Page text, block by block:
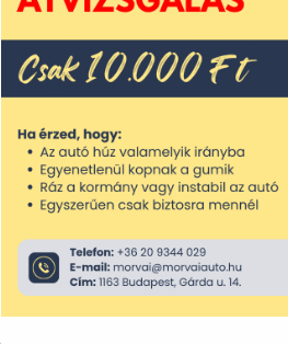
segít megelőzni a rozsda
megjelenését.
Sárfogók és kerékjárati
A sárfogók és a kerékjárati
érzékeny pontjai az
szennyeződések könnyen